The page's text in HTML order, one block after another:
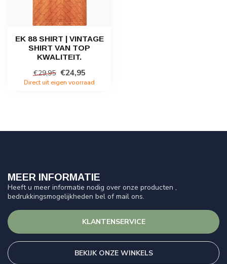
EK 88 SHIRT | VINTAGE
SHIRT VAN TOP
KWALITEIT.
€29,95 €24,95
Direct uit eigen voorraad
MEER INFORMATIE
Heeft u meer informatie nodig over onze producten ,
bedrukkingsmogelijkheden bel of mail ons.
KLANTENSERVICE
BEKIJK ONZE WINKELS